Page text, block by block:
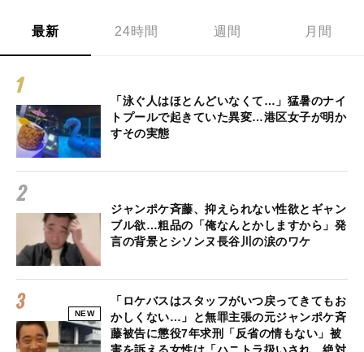
最新 24時間 週間 月間
「泳ぐ人はほとんどいなくて…」猛暑のナイ
トプールで起きていた異変…港区女子が明か
すその実態
ジャンポケ斉藤、抑えられない性欲とギャン
ブル欲…粗品の「俺なんとかしますから」発
言の背景とシソンヌ長谷川の涙のワケ
NEW
「ロケバスはスタッフがいつ戻ってきてもお
かしくない…」と無罪主張の元ジャンポケ斉
藤被告に懲役7年求刑「反省の情もない」被